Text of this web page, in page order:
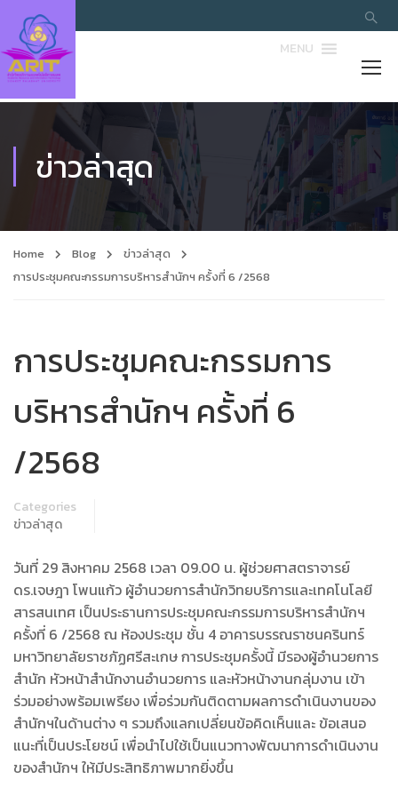
MENU
ข่าวล่าสุด
Home Blog
ข่าวล่าสุด
การประชุมคณะกรรมการบริหารสำนักฯ ครั้งที่ 6 /2568
การประชุมคณะกรรมการ
บริหารสำนักฯ ครั้งที่ 6
/2568
Categories
ข่าวล่าสุด
วันที่ 29 สิงหาคม 2568 เวลา 09.00 น. ผู้ช่วยศาสตราจารย์
ดร.เจษฎา โพนแก้ว ผู้อำนวยการสำนักวิทยบริการและเทคโนโลยี
สารสนเทศ เป็นประธานการประชุมคณะกรรมการบริหารสำนักฯ
ครั้งที่ 6 /2568 ณ ห้องประชุม ชั้น 4 อาคารบรรณราชนครินทร์
มหาวิทยาลัยราชภัฏศรีสะเกษ การประชุมครั้งนี้ มีรองผู้อำนวยการ
สำนัก หัวหน้าสำนักงานอำนวยการ และหัวหน้างานกลุ่มงาน เข้า
ร่วมอย่างพร้อมเพรียง เพื่อร่วมกันติดตามผลการดำเนินงานของ
สำนักฯในด้านต่าง ๆ รวมถึงแลกเปลี่ยนข้อคิดเห็นและ ข้อเสนอ
แนะที่เป็นประโยชน์ เพื่อนำไปใช้เป็นแนวทางพัฒนาการดำเนินงาน
ของสำนักฯ ให้มีประสิทธิภาพมากยิ่งขึ้น